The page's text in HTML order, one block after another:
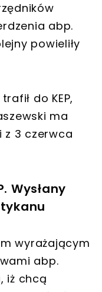
abp.
powieliły
do KEP,
ma
z 3 czerwca
Wysłany
wyrażającym
abp.
iż chcą